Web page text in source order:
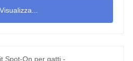
Visualizza...